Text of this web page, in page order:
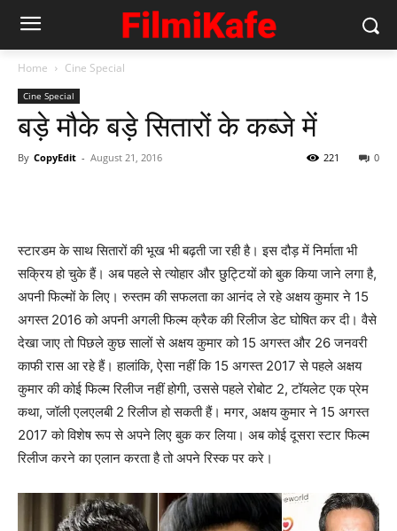
Home Cine Special
Cine Special
बड़े मौके बड़े सितारों के कब्‍जे में
By CopyEdit - August 21, 2016 0
221
स्‍टारडम के साथ सितारों की भूख भी बढ़ती जा रही है। इस दौड़ में निर्माता भी
सक्रिय हो चुके हैं। अब पहले से त्‍योहार और छुट्टियों को बुक किया जाने लगा है,
अपनी फिल्‍मों के लिए। रुस्‍तम की सफलता का आनंद ले रहे अक्षय कुमार ने 15
अगस्‍त 2016 को अपनी अगली फिल्‍म क्रैक की रिलीज डेट घोषित कर दी। वैसे
देखा जाए तो पिछले कुछ सालों से अक्षय कुमार को 15 अगस्‍त और 26 जनवरी
काफी रास आ रहे हैं। हालांकि, ऐसा नहीं कि 15 अगस्‍त 2017 से पहले अक्षय
कुमार की कोई फिल्‍म रिलीज नहीं होगी, उससे पहले रोबोट 2, टॉयलेट एक प्रेम
कथा, जॉली एलएलबी 2 रिलीज हो सकती हैं। मगर, अक्षय कुमार ने 15 अगस्‍त
2017 को विशेष रूप से अपने लिए बुक कर लिया। अब कोई दूसरा स्‍टार फिल्‍म
रिलीज करने का एलान करता है तो अपने रिस्‍क पर करे।